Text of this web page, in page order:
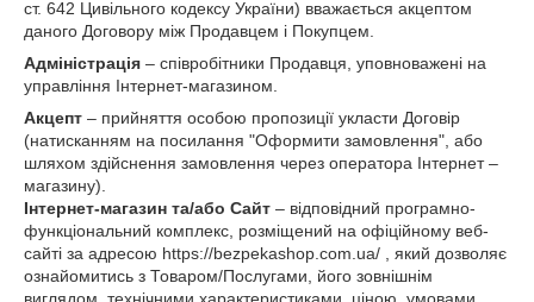
ст. 642 Цивільного кодексу України) вважається акцептом
даного Договору між Продавцем і Покупцем.
Адміністрація – співробітники Продавця, уповноважені на
управління Інтернет-магазином.
Акцепт – прийняття особою пропозиції укласти Договір
(натисканням на посилання "Оформити замовлення", або
шляхом здійснення замовлення через оператора Інтернет –
магазину).
Інтернет-магазин та/або Сайт – відповідний програмно-
функціональний комплекс, розміщений на офіційному веб-
сайті за адресою https://bezpekashop.com.ua/ , який дозволяє
ознайомитись з Товаром/Послугами, його зовнішнім